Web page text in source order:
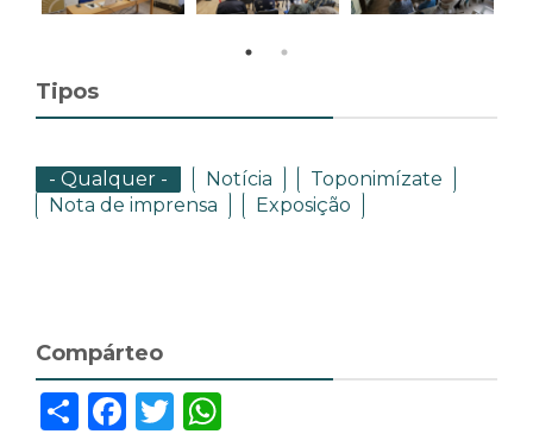
Tipos
- Qualquer - Notícia
Toponimízate
Nota de imprensa
Exposição
Compárteo